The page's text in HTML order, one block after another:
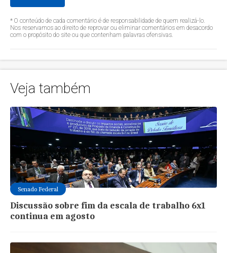
* O conteúdo de cada comentário é de responsabilidade de quem realizá-lo.
Nos reservamos ao direito de reprovar ou eliminar comentários em desacordo
com o propósito do site ou que contenham palavras ofensivas.
Veja também
Senado Federal
Discussão sobre fim da escala de trabalho 6x1
continua em agosto